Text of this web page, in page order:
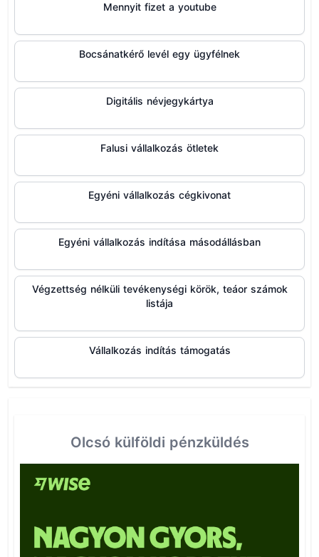
Mennyit fizet a youtube
Bocsánatkérő levél egy ügyfélnek
Digitális névjegykártya
Falusi vállalkozás ötletek
Egyéni vállalkozás cégkivonat
Egyéni vállalkozás indítása másodállásban
Végzettség nélküli tevékenységi körök, teáor számok
listája
Vállalkozás indítás támogatás
Olcsó külföldi pénzküldés